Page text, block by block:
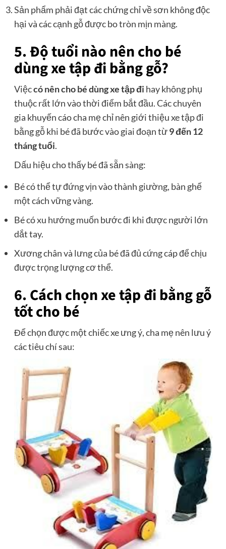
Sản phẩm phải đạt các chứng chỉ về sơn không độc
hại và các cạnh gỗ được bo tròn mịn màng.
5. Độ tuổi nào nên cho bé
dùng xe tập đi bằng gỗ?
Việccó nên cho bé dùng xe tập đi hay không phụ
thuộc rất lớn vào thời điểm bắt đầu. Các chuyên
gia khuyến cáo cha mẹ chỉ nên giới thiệu xe tập đi
bằng gỗ khi bé đã bước vào giai đoạn từ9 đến 12
tháng tuổi.
Dấu hiệu cho thấy bé đã sẵn sàng:
Bé có thể tự đứng vịn vào thành giường, bàn ghế
một cách vững vàng.
Bé có xu hướng muốn bước đi khi được người lớn
dắt tay.
Xương chân và lưng của bé đã đủ cứng cáp để chịu
được trọng lượng cơ thể.
6. Cách chọn xe tập đi bằng gỗ
tốt cho bé
Để chọn được một chiếc xe ưng ý, cha mẹ nên lưu ý
các tiêu chí sau: